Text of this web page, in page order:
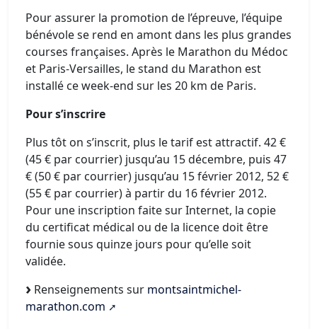
Pour assurer la promotion de l’épreuve, l’équipe
bénévole se rend en amont dans les plus grandes
courses françaises. Après le Marathon du Médoc
et Paris-Versailles, le stand du Marathon est
installé ce week-end sur les 20 km de Paris.
Pour s’inscrire
Plus tôt on s’inscrit, plus le tarif est attractif. 42 €
(45 € par courrier) jusqu’au 15 décembre, puis 47
€ (50 € par courrier) jusqu’au 15 février 2012, 52 €
(55 € par courrier) à partir du 16 février 2012.
Pour une inscription faite sur Internet, la copie
du certificat médical ou de la licence doit être
fournie sous quinze jours pour qu’elle soit
validée.
Renseignements sur montsaintmichel-
marathon.com